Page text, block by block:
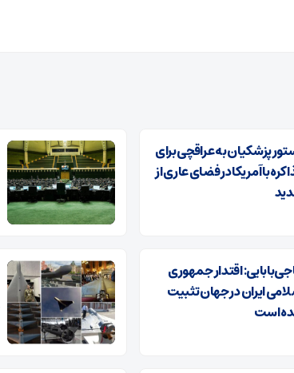
پزشکیان به عراقچی برای
با آمریکا در فضای عاری از
اقتدار جمهوری
ایران در جهان تثبیت
است